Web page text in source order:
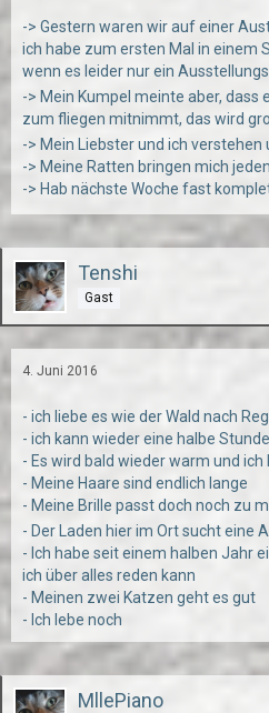
-> Gestern waren wir auf einer
ich habe zum ersten Mal in einem
wenn es leider nur ein
-> Mein Kumpel meinte aber, dass
zum fliegen mitnimmt, das wird
-> Mein Liebster und ich
-> Meine Ratten bringen mich
-> Hab nächste Woche fast
Tenshi
Gast
4. Juni 2016
- ich liebe es wie der Wald nach
- ich kann wieder eine halbe
- Es wird bald wieder warm und
- Meine Haare sind endlich lange
- Meine Brille passt doch noch zu
- Der Laden hier im Ort sucht eine
- Ich habe seit einem halben Jahr
ich über alles reden kann
- Meinen zwei Katzen geht es gut
- Ich lebe noch
MllePiano